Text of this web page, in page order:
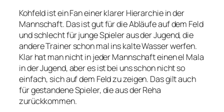
Kohfeld ist ein Fan einer klarer Hierarchie in der
Mannschaft. Das ist gut für die Abläufe auf dem Feld
und schlecht für junge Spieler aus der Jugend, die
andere Trainer schon mal ins kalte Wasser werfen.
Klar hat man nicht in jeder Mannschaft einen el Mala
in der Jugend, aber es ist bei uns schon nicht so
einfach, sich auf dem Feld zu zeigen. Das gilt auch
für gestandene Spieler, die aus der Reha
zurückkommen.